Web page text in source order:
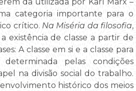
categoria importante para o
crítico. Na Miséria da filosofia,
a existência de classe a partir de
A classe em si e a classe para
pelas condições
na divisão social do trabalho.
histórico dos meios